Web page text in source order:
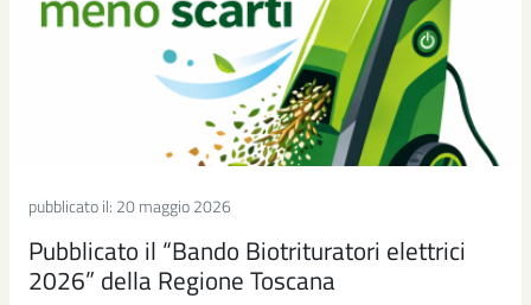
pubblicato il: 20 maggio 2026
Pubblicato il “Bando Biotrituratori elettrici
2026” della Regione Toscana